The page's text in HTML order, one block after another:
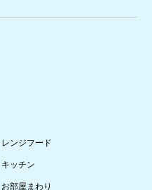
レンジフード
キッチン
お部屋まわり